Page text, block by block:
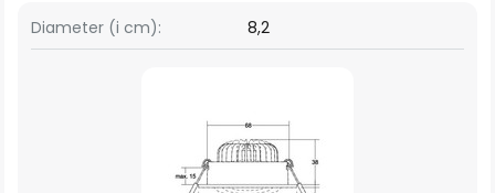
Diameter (i cm): 8,2